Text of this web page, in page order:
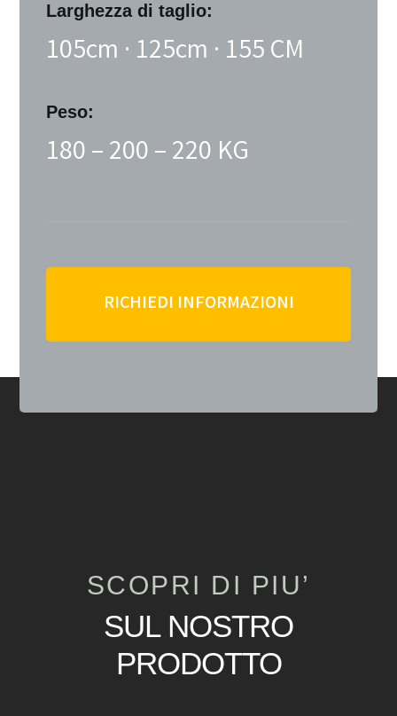
Larghezza di taglio:
105cm · 125cm · 155 CM
Peso:
180 – 200 – 220 KG
RICHIEDI INFORMAZIONI
SCOPRI DI PIU’
SUL NOSTRO
PRODOTTO